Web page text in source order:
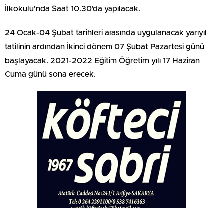
İlkokulu’nda Saat 10.30’da yapılacak.
24 Ocak-04 Şubat tarihleri arasında uygulanacak yarıyıl
tatilinin ardından İkinci dönem 07 Şubat Pazartesi günü
başlayacak. 2021-2022 Eğitim Öğretim yılı 17 Haziran
Cuma günü sona erecek.